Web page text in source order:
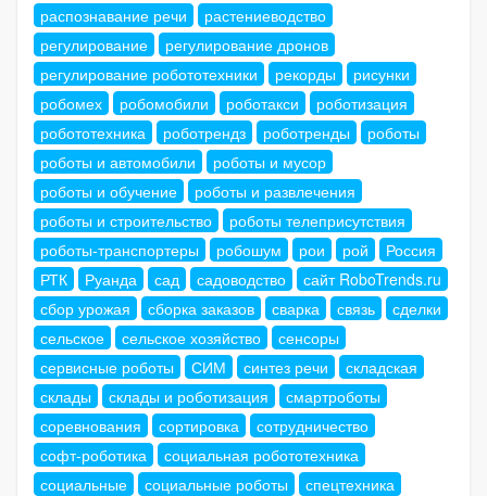
распознавание речи
растениеводство
регулирование
регулирование дронов
регулирование робототехники
рекорды
рисунки
робомех
робомобили роботакси
роботизация
робототехника
роботрендз роботренды
роботы
роботы и автомобили
роботы и мусор
роботы и обучение
роботы и развлечения
роботы и строительство
роботы телеприсутствия
роботы-транспортеры
робошум рои рой
Россия
РТК
Руанда сад садоводство
сайт RoboTrends.ru
сбор урожая
сборка заказов сварка связь
сделки
сельское
сельское хозяйство
сенсоры
сервисные роботы
СИМ синтез речи
складская
склады
склады и роботизация
смартроботы
соревнования
сортировка
сотрудничество
софт-роботика
социальная робототехника
социальные
социальные роботы
спецтехника